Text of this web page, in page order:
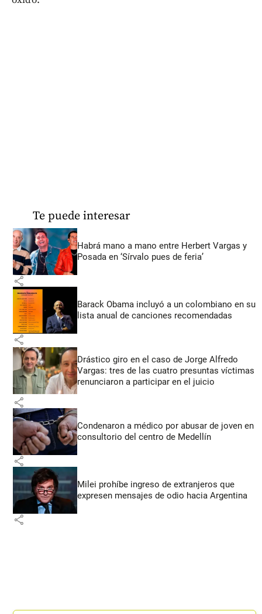
Te puede interesar
Habrá mano a mano entre Herbert Vargas y
Posada en ‘Sírvalo pues de feria’
share
Barack Obama incluyó a un colombiano en su
lista anual de canciones recomendadas
share
Drástico giro en el caso de Jorge Alfredo
Vargas: tres de las cuatro presuntas víctimas
renunciaron a participar en el juicio
share
Condenaron a médico por abusar de joven en
consultorio del centro de Medellín
share
Milei prohíbe ingreso de extranjeros que
expresen mensajes de odio hacia Argentina
share